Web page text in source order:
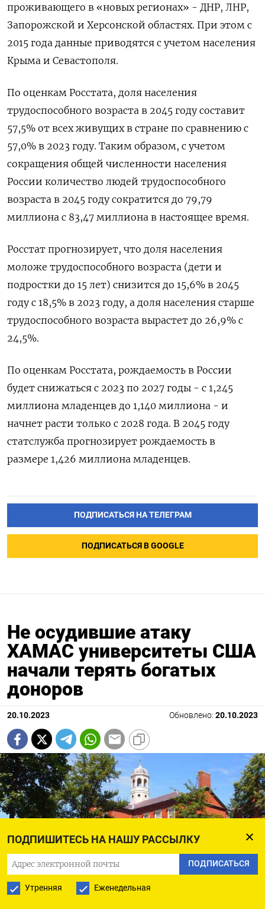
ПОДПИШИТЕСЬ НА НАШУ РАССЫЛКУ
ПОДПИСАТЬСЯ
Утренняя Еженедельная
проживающего в «новых регионах» - ДНР, ЛНР,
Запорожской и Херсонской областях. При этом с
2015 года данные приводятся с учетом населения
Крыма и Севастополя.
По оценкам Росстата, доля населения
трудоспособного возраста в 2045 году составит
57,5% от всех живущих в стране по сравнению с
57,0% в 2023 году. Таким образом, с учетом
сокращения общей численности населения
России количество людей трудоспособного
возраста в 2045 году сократится до 79,79
миллиона с 83,47 миллиона в настоящее время.
Росстат прогнозирует, что доля населения
моложе трудоспособного возраста (дети и
подростки до 15 лет) снизится до 15,6% в 2045
году с 18,5% в 2023 году, а доля населения старше
трудоспособного возраста вырастет до 26,9% с
24,5%.
По оценкам Росстата, рождаемость в России
будет снижаться с 2023 по 2027 годы - с 1,245
миллиона младенцев до 1,140 миллиона - и
начнет расти только с 2028 года. В 2045 году
статслужба прогнозирует рождаемость в
размере 1,426 миллиона младенцев.
ПОДПИСАТЬСЯ НА ТЕЛЕГРАМ
ПОДПИСАТЬСЯ В GOOGLE
Не осудившие атаку
ХАМАС университеты США
начали терять богатых
доноров
20.10.2023 Обновлено: 20.10.2023